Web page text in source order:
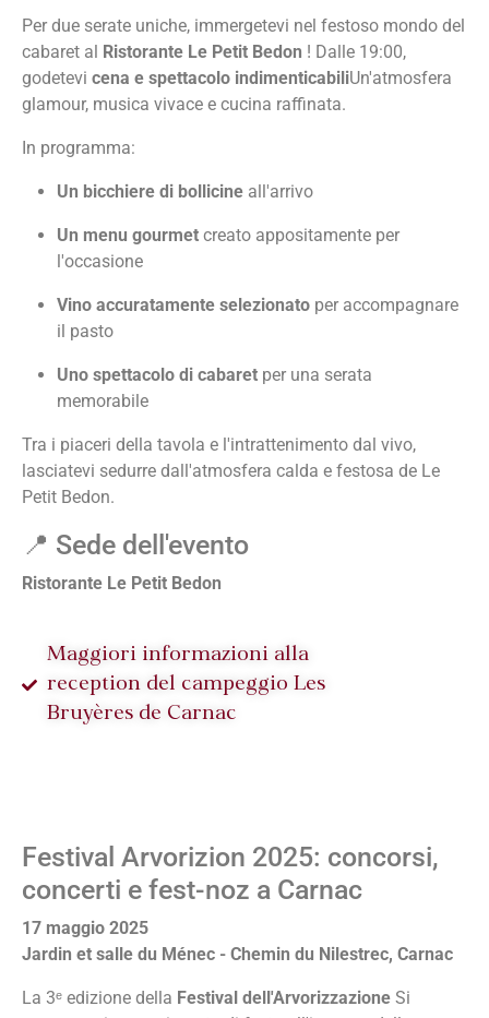
Per due serate uniche, immergetevi nel festoso mondo del
cabaret al
Ristorante Le Petit Bedon ! Dalle 19:00,
godetevi cena e spettacolo indimenticabiliUn'atmosfera
glamour, musica vivace e cucina raffinata.
In programma:
Un bicchiere di bollicine all'arrivo
Un menu gourmet creato appositamente per
l'occasione
Vino accuratamente selezionato per accompagnare
il pasto
Uno spettacolo di cabaret per una serata
memorabile
Tra i piaceri della tavola e l'intrattenimento dal vivo,
lasciatevi sedurre dall'atmosfera calda e festosa de Le
Petit Bedon.
📍 Sede dell'evento
Ristorante Le Petit Bedon
Maggiori informazioni alla
reception del campeggio Les
Bruyères de Carnac
Festival Arvorizion 2025: concorsi,
concerti e fest-noz a Carnac
17 maggio 2025
Jardin et salle du Ménec - Chemin du Nilestrec, Carnac
La 3ᵉ edizione della Festival dell'Arvorizzazione Si